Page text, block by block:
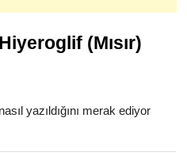
(Mısır)
yazıldığını merak ediyor